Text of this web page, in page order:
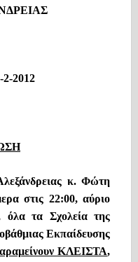
2-2012
κ. Φώτη
στις 22:00, αύριο
όλα τα Σχολεία της
Εκπαίδευσης
ΚΛΕΙΣΤΑ,